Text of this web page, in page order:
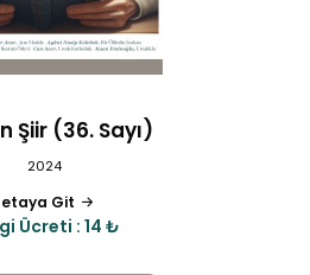
Şiir (36. Sayı)
2024
Git
Ücreti : 14 ₺